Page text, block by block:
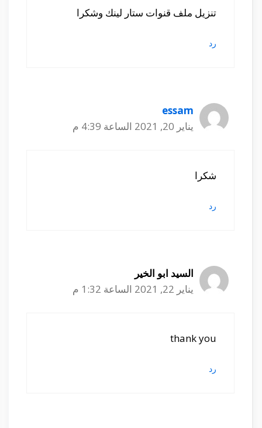
تنزيل ملف قنوات ستار لينك وشكرا
رد
essam
يناير 20, 2021 الساعة 4:39 م
شكرا
رد
السيد ابو الخير
يناير 22, 2021 الساعة 1:32 م
thank you
رد